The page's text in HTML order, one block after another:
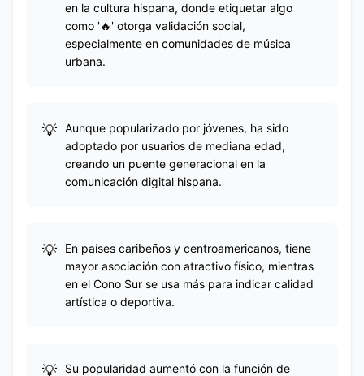
en la cultura hispana, donde etiquetar algo
como '🔥' otorga validación social,
especialmente en comunidades de música
urbana.
Aunque popularizado por jóvenes, ha sido
adoptado por usuarios de mediana edad,
creando un puente generacional en la
comunicación digital hispana.
En países caribeños y centroamericanos, tiene
mayor asociación con atractivo físico, mientras
en el Cono Sur se usa más para indicar calidad
artística o deportiva.
Su popularidad aumentó con la función de